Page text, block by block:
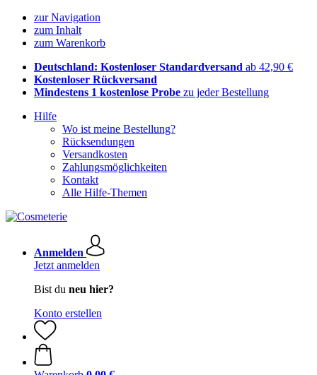
zur Navigation
zum Inhalt
zum Warenkorb
Deutschland: Kostenloser Standardversand ab 42,90 €
Kostenloser Rückversand
Mindestens 1 kostenlose Probe zu jeder Bestellung
Hilfe
Wo ist meine Bestellung?
Rücksendungen
Versandkosten
Zahlungsmöglichkeiten
Kontakt
Alle Hilfe-Themen
Anmelden
Jetzt anmelden
Bist du neu hier?
Konto erstellen